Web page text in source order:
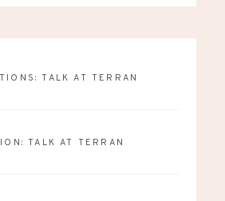
TALK AT TERRAN
TALK AT TERRAN